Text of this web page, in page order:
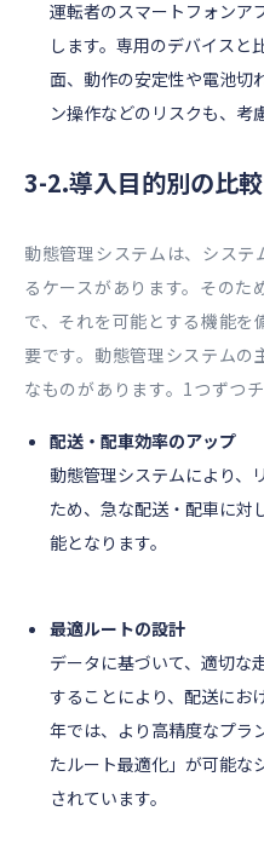
運転者のスマートフォンア
します。専用のデバイスと
面、動作の安定性や電池切
ン操作などのリスクも、考
3-2.導入目的別の比較
動態管理システムは、シス
るケースがあります。そのた
で、それを可能とする機能を
要です。動態管理システムの
なものがあります。1つずつ
配送・配車効率のアップ
動態管理システムにより、
ため、急な配送・配車に対
能となります。
最適ルートの設計
データに基づいて、適切な
することにより、配送にお
年では、より高精度なプラ
たルート最適化」が可能な
されています。